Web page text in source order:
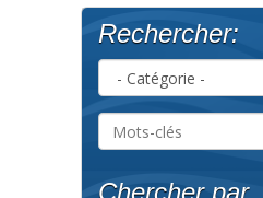
Rechercher:
Chercher par